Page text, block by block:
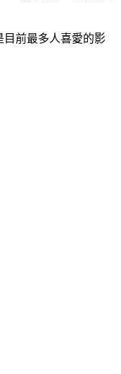
目前最多人喜愛的影